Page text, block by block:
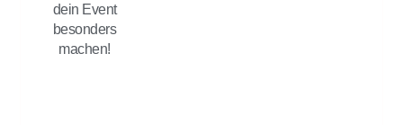
dein Event
besonders
machen!